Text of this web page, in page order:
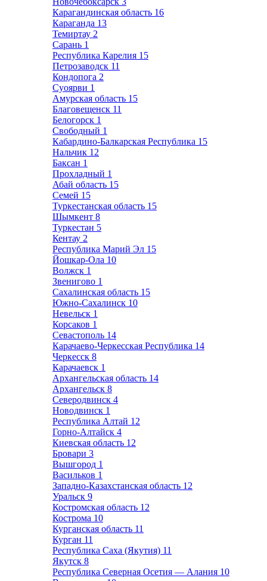
Карагандинская область 16
Караганда 13
Темиртау 2
Сарань 1
Республика Карелия 15
Петрозаводск 11
Кондопога 2
Суоярви 1
Амурская область 15
Благовещенск 11
Белогорск 1
Свободный 1
Кабардино-Балкарская Республика 15
Нальчик 12
Баксан 1
Прохладный 1
Абай область 15
Семей 15
Туркестанская область 15
Шымкент 8
Туркестан 5
Кентау 2
Республика Марий Эл 15
Йошкар-Ола 10
Волжск 1
Звенигово 1
Сахалинская область 15
Южно-Сахалинск 10
Невельск 1
Корсаков 1
Севастополь 14
Карачаево-Черкесская Республика 14
Черкесск 8
Карачаевск 1
Архангельская область 14
Архангельск 8
Северодвинск 4
Новодвинск 1
Республика Алтай 12
Горно-Алтайск 4
Киевская область 12
Бровари 3
Вышгород 1
Васильков 1
Западно-Казахстанская область 12
Уральск 9
Костромская область 12
Кострома 10
Курганская область 11
Курган 11
Республика Саха (Якутия) 11
Якутск 8
Республика Северная Осетия — Алания 10